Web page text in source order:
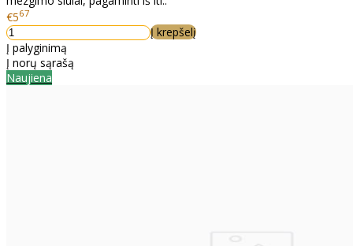
€567
Į krepšelį
Į palyginimą
Į norų sąrašą
Naujiena